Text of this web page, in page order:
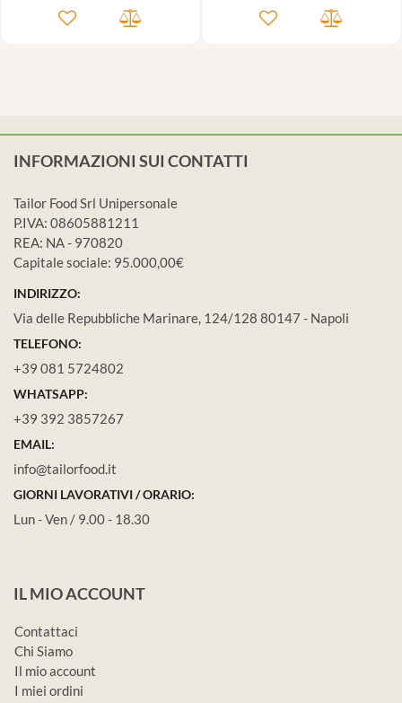
INFORMAZIONI SUI CONTATTI
Tailor Food Srl Unipersonale
P.IVA: 08605881211
REA: NA - 970820
Capitale sociale: 95.000,00€
INDIRIZZO:
Via delle Repubbliche Marinare, 124/128 80147 - Napoli
TELEFONO:
+39 081 5724802
WHATSAPP:
+39 392 3857267
EMAIL:
info@tailorfood.it
GIORNI LAVORATIVI / ORARIO:
Lun - Ven / 9.00 - 18.30
IL MIO ACCOUNT
Contattaci
Chi Siamo
Il mio account
I miei ordini